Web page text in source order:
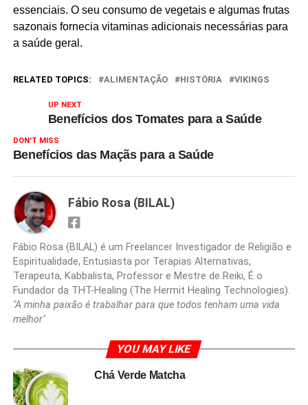
essenciais. O seu consumo de vegetais e algumas frutas
sazonais fornecia vitaminas adicionais necessárias para
a saúde geral.
RELATED TOPICS: ALIMENTAÇÃO HISTÓRIA VIKINGS
UP NEXT
Benefícios dos Tomates para a Saúde
DON'T MISS
Benefícios das Maçãs para a Saúde
Fábio Rosa (BILAL)
Fábio Rosa (BILAL) é um Freelancer Investigador de Religião e
Espiritualidade, Entusiasta por Terapias Alternativas,
Terapeuta, Kabbalista, Professor e Mestre de Reiki, É o
Fundador da THT-Healing (The Hermit Healing Technologies).
"A minha paixão é trabalhar para que todos tenham uma vida
melhor"
YOU MAY LIKE
Chá Verde Matcha